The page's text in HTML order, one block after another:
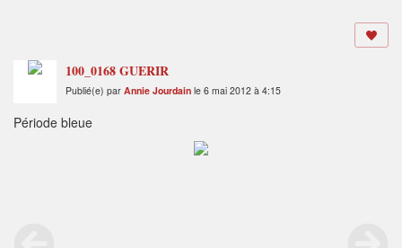
100_0168 GUERIR
Publié(e) par Annie Jourdain le 6 mai 2012 à 4:15
Période bleue